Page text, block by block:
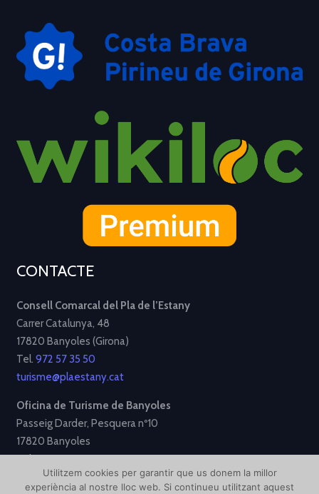
CONTACTE
Consell Comarcal del Pla de l’Estany
Carrer Catalunya, 48
17820 Banyoles (Girona)
Tel. 972 57 35 50
turisme@plaestany.cat
Oficina de Turisme de Banyoles
Passeig Darder, Pesquera nº10
17820 Banyoles
Tel.972 58 34 70
turisme@ajbanyoles.org
Utilitzem cookies per garantir que us donem la millor
experiència al nostre lloc web. Si continueu utilitzant aquest